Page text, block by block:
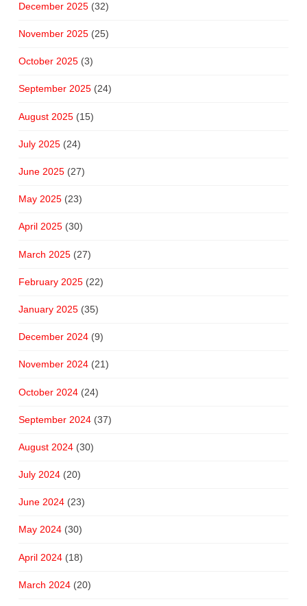
December 2025(32)
November 2025(25)
October 2025(3)
September 2025(24)
August 2025(15)
July 2025(24)
June 2025(27)
May 2025(23)
April 2025(30)
March 2025(27)
February 2025(22)
January 2025(35)
December 2024(9)
November 2024(21)
October 2024(24)
September 2024(37)
August 2024(30)
July 2024(20)
June 2024(23)
May 2024(30)
April 2024(18)
March 2024(20)